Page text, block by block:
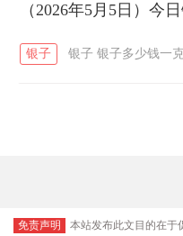
（2026年5月5日）今
银子 银子 银子多少钱一
免责声明
本站发布此文目的在于